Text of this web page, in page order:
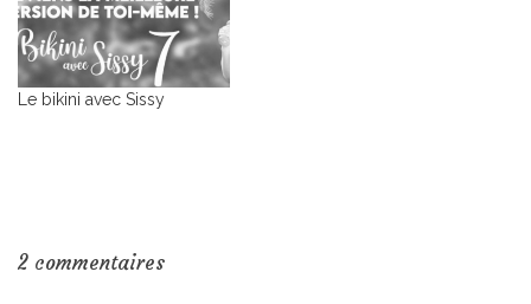
Le bikini avec Sissy
2 commentaires